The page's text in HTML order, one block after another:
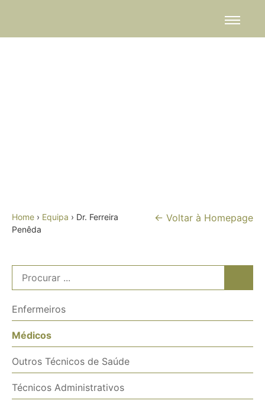
Home › Equipa › Dr. Ferreira
Penêda
← Voltar à Homepage
Enfermeiros
Médicos
Outros Técnicos de Saúde
Técnicos Administrativos